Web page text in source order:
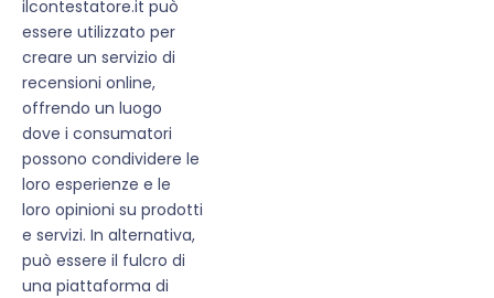
ilcontestatore.it può
essere utilizzato per
creare un servizio di
recensioni online,
offrendo un luogo
dove i consumatori
possono condividere le
loro esperienze e le
loro opinioni su prodotti
e servizi. In alternativa,
può essere il fulcro di
una piattaforma di